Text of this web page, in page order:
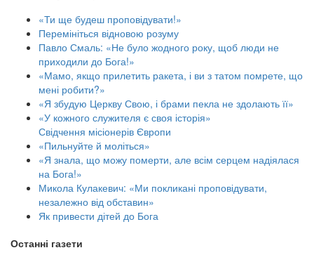
«Ти ще будеш проповідувати!»
Перемініться відновою розуму
Павло Смаль: «Не було жодного року, щоб люди не
приходили до Бога!»
«Мамо, якщо прилетить ракета, і ви з татом помрете, що
мені робити?»
«Я збудую Церкву Свою, і брами пекла не здолають її»
«У кожного служителя є своя історія»
Свідчення місіонерів Європи
«Пильнуйте й моліться»
«Я знала, що можу померти, але всім серцем надіялася
на Бога!»
Микола Кулакевич: «Ми покликані проповідувати,
незалежно від обставин»
Як привести дітей до Бога
Останні газети